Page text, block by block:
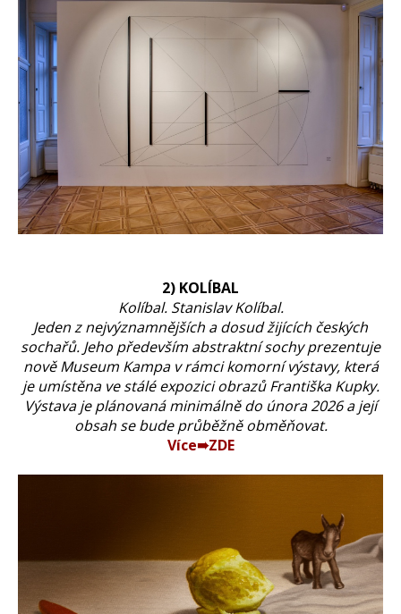
2) KOLÍBAL
Kolíbal. Stanislav Kolíbal.
Jeden z nejvýznamnějších a dosud žijících českých
sochařů. Jeho především abstraktní sochy prezentuje
nově Museum Kampa v rámci komorní výstavy, která
je umístěna ve stálé expozici obrazů Františka Kupky.
Výstava je plánovaná minimálně do února 2026 a její
obsah se bude průběžně obměňovat.
Více➠ZDE